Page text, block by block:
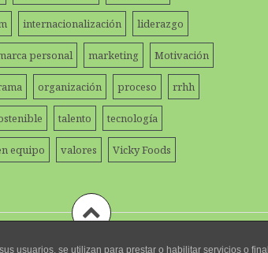
internacionalización liderazgo
personal marketing Motivación
organización proceso rrhh
talento tecnología
equipo valores Vicky Foods
usuarios, se utilizan para prestar o habilitar servicios o